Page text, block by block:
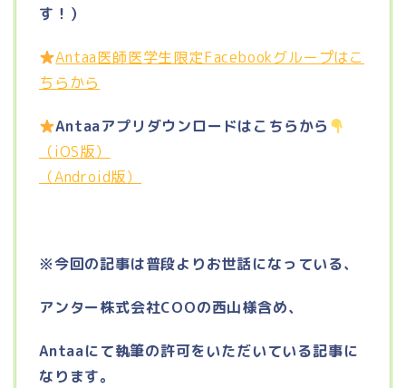
す！）
Antaa医師医学生限定Facebookグループはこ
ちらから
Antaaアプリダウンロードはこちらから
（iOS版）
（Android版）
※今回の記事は普段よりお世話になっている、
アンター株式会社COOの西山様含め、
Antaaにて執筆の許可をいただいている記事に
なります。